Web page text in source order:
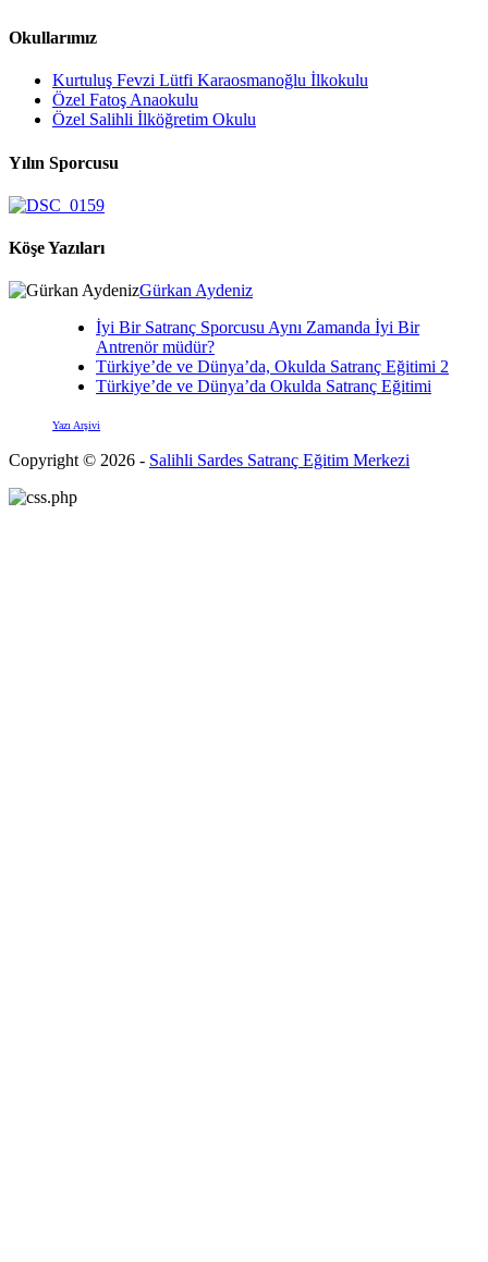
Okullarımız
Kurtuluş Fevzi Lütfi Karaosmanoğlu İlkokulu
Özel Fatoş Anaokulu
Özel Salihli İlköğretim Okulu
Yılın Sporcusu
Köşe Yazıları
Gürkan Aydeniz
İyi Bir Satranç Sporcusu Aynı Zamanda İyi Bir
Antrenör müdür?
Türkiye’de ve Dünya’da, Okulda Satranç Eğitimi 2
Türkiye’de ve Dünya’da Okulda Satranç Eğitimi
Yazı Arşivi
Copyright © 2026 - Salihli Sardes Satranç Eğitim Merkezi